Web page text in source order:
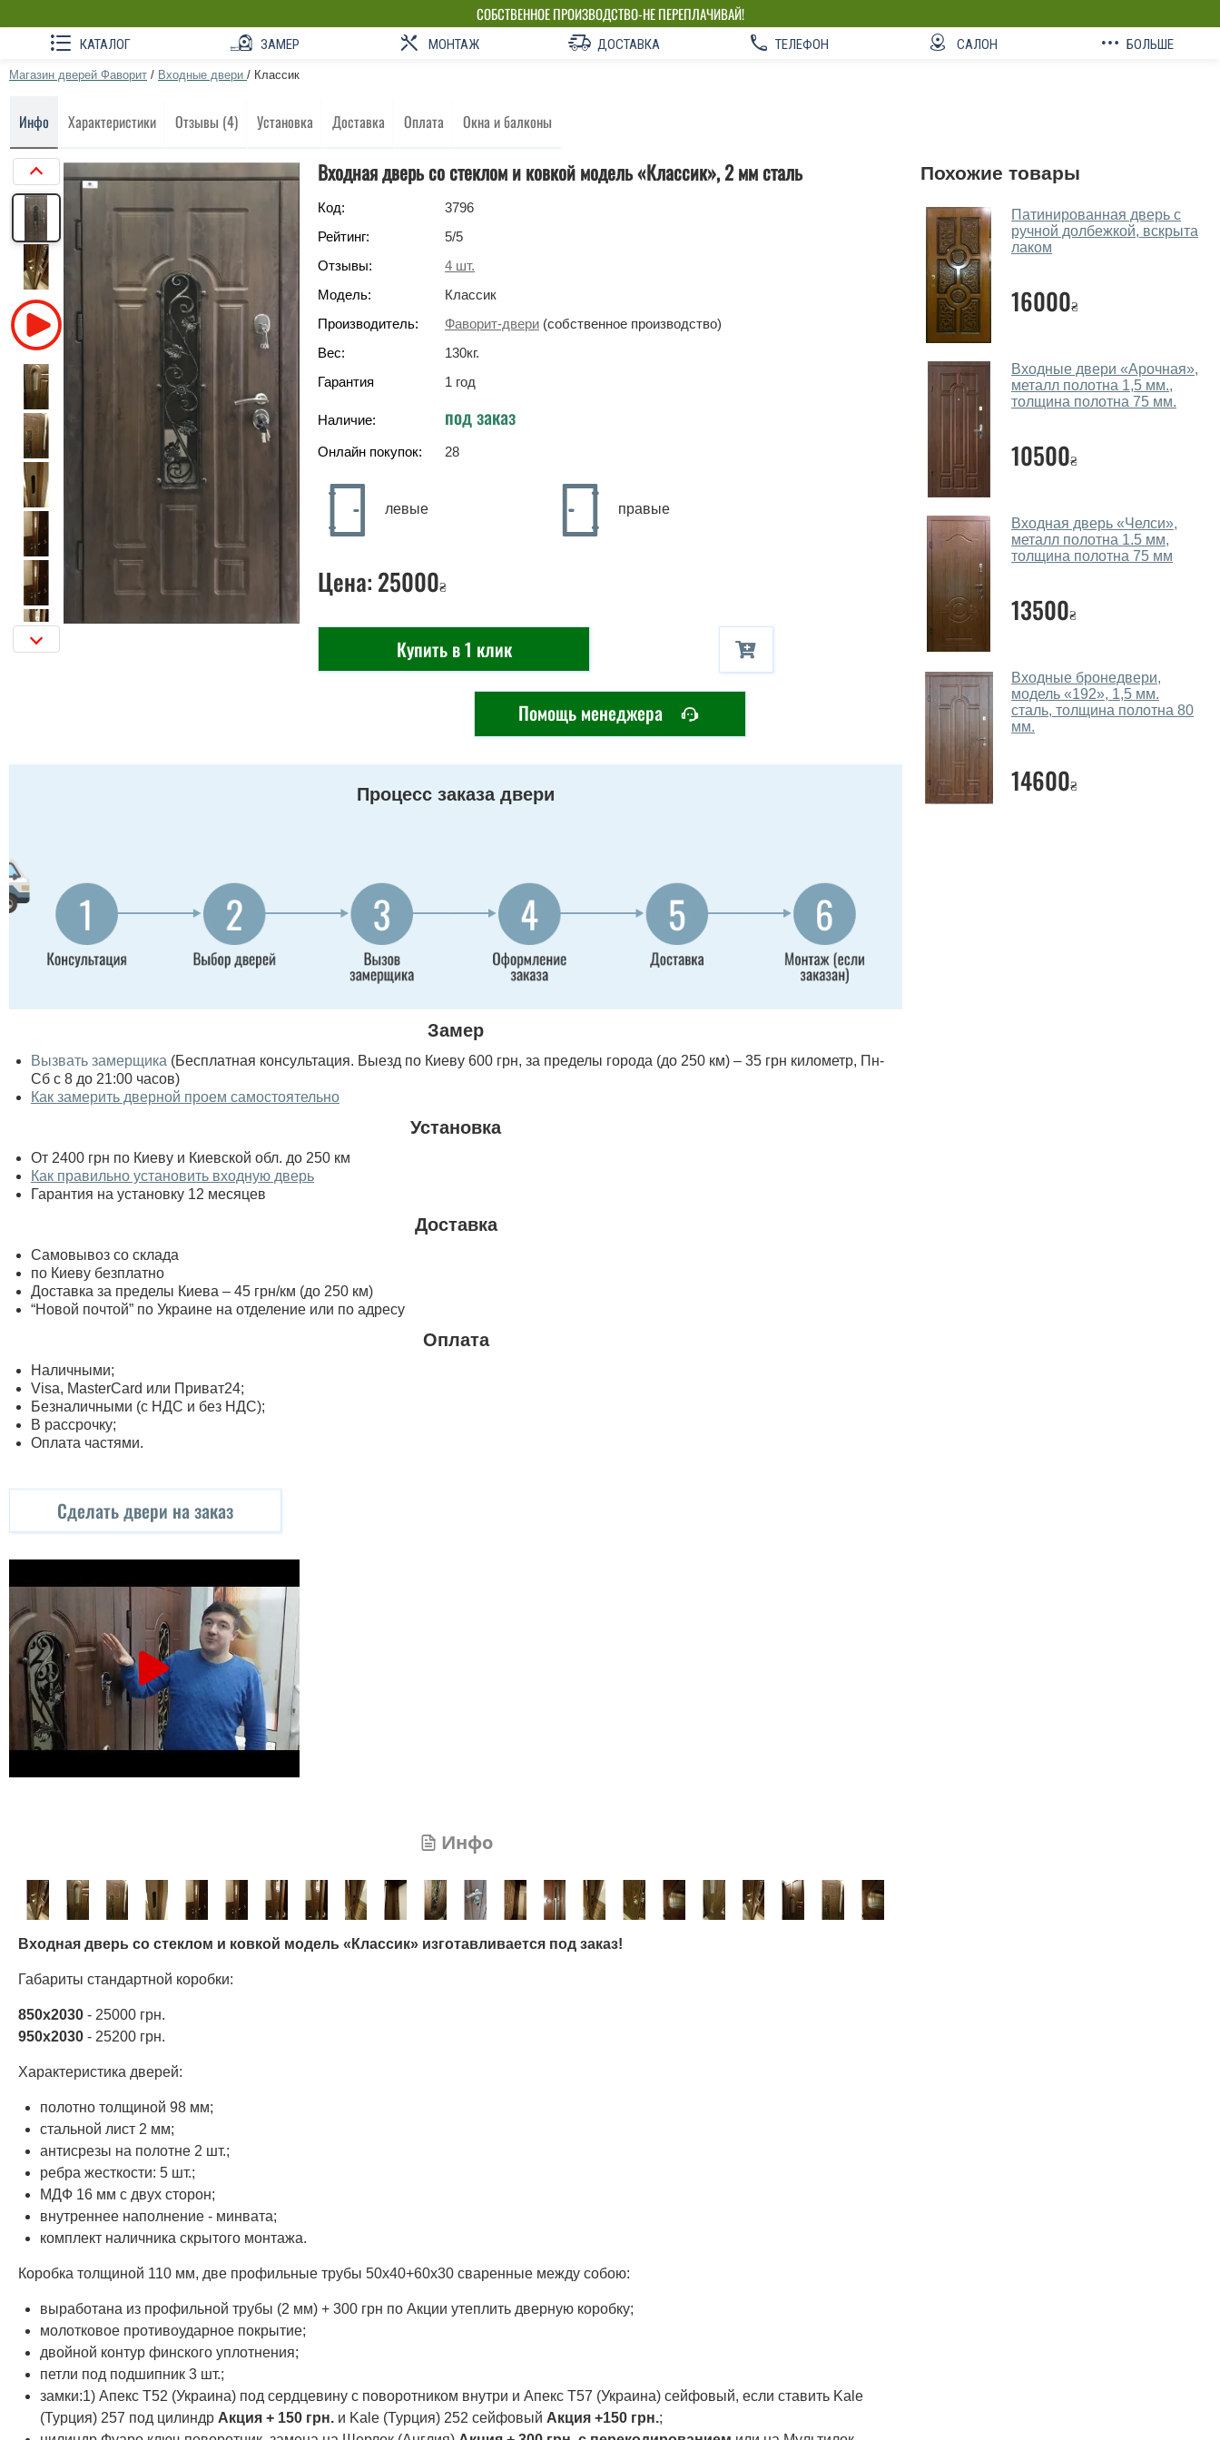
СОБСТВЕННОЕ ПРОИЗВОДСТВО-НЕ ПЕРЕПЛАЧИВАЙ!
КАТАЛОГ ЗАМЕР МОНТАЖ ДОСТАВКА ТЕЛЕФОН САЛОН БОЛЬШЕ
Магазин дверей Фаворит / Входные двери / Классик
Инфо Характеристики Отзывы (4) Установка Доставка Оплата Окна и балконы
Входная дверь со стеклом и ковкой модель «Классик», 2 мм сталь
Код:
3796
Рейтинг:
5/5
Отзывы:
4 шт.
Модель:
Классик
Производитель:
Фаворит-двери (собственное производство)
Вес:
130кг.
Гарантия
1 год
Наличие: под заказ
Онлайн покупок: 28
левые правые
Цена: 25000₴
Купить в 1 клик
Помощь менеджера
Процесс заказа двери
Замер
Вызвать замерщика (Бесплатная консультация. Выезд по Киеву 600 грн, за пределы города (до 250 км) – 35 грн километр, Пн-
Сб с 8 до 21:00 часов)
Как замерить дверной проем самостоятельно
Установка
От 2400 грн по Киеву и Киевской обл. до 250 км
Как правильно установить входную дверь
Гарантия на установку 12 месяцев
Доставка
Самовывоз со склада
по Киеву безплатно
Доставка за пределы Киева – 45 грн/км (до 250 км)
“Новой почтой” по Украине на отделение или по адресу
Оплата
Наличными;
Visa, MasterСard или Приват24;
Безналичными (с НДС и без НДС);
В рассрочку;
Оплата частями.
Сделать двери на заказ
Инфо
Входная дверь со стеклом и ковкой модель «Классик» изготавливается под заказ!
Габариты стандартной коробки:
850х2030 - 25000 грн.
950х2030 - 25200 грн.
Характеристика дверей:
полотно толщиной 98 мм;
стальной лист 2 мм;
антисрезы на полотне 2 шт.;
ребра жесткости: 5 шт.;
МДФ 16 мм с двух сторон;
внутреннее наполнение - минвата;
комплект наличника скрытого монтажа.
Коробка толщиной 110 мм, две профильные трубы 50х40+60х30 сваренные между собою:
выработана из профильной трубы (2 мм) + 300 грн по Акции утеплить дверную коробку;
молотковое противоударное покрытие;
двойной контур финского уплотнения;
петли под подшипник 3 шт.;
замки:1) Апекс Т52 (Украина) под сердцевину с поворотником внутри и Апекс Т57 (Украина) сейфовый, если ставить Kale
(Турция) 257 под цилиндр Акция + 150 грн. и Kale (Турция) 252 сейфовый Акция +150 грн.;
Похожие товары
Патинированная дверь с
ручной долбежкой, вскрыта
лаком
16000₴
Входные двери «Арочная»,
металл полотна 1,5 мм.,
толщина полотна 75 мм.
10500₴
Входная дверь «Челси»,
металл полотна 1.5 мм,
толщина полотна 75 мм
13500₴
Входные бронедвери,
модель «192», 1,5 мм.
сталь, толщина полотна 80
мм.
14600₴